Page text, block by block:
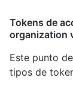
Tokens de
organization
Este punto
tipos de